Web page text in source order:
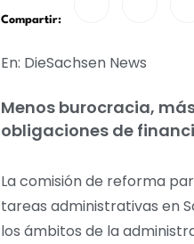
Compartir:
En: DieSachsen News
Menos burocracia,
obligaciones de
La comisión de reforma
tareas administrativas en
los ámbitos de la